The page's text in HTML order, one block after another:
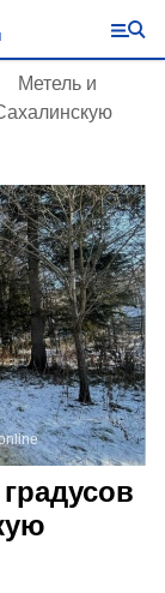
Метель и